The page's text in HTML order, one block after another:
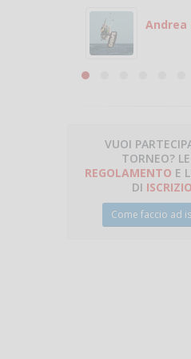
VUOI
TORNEO?
REGOLAMENTO E
DI
Come faccio ad